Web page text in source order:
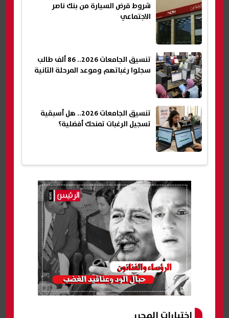
شروط قرض السيارة من بنك ناصر
الاجتماعي
تنسيق الجامعات 2026.. 86 ألف طالب
سجلوا رغباتهم وموعد المرحلة الثانية
تنسيق الجامعات 2026.. هل أسبقية
تسجيل الرغبات تمنحك أفضلية؟